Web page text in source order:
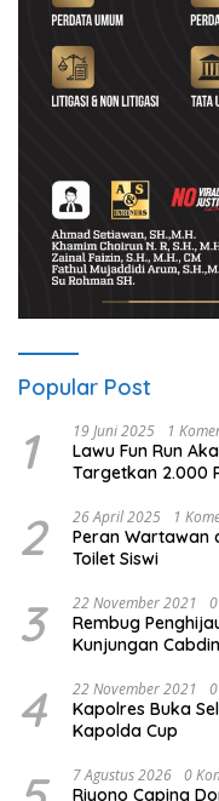
Popular Post
1 19 Juni 2025 1
Lawu Fun Run
Targetkan 2.000
2 26 April 2025 1
Peran Wartawan
Toilet Siswi
3 22 November 2021
Rembug
Kunjungan
4 22 November 2021
Kapolres Buka
Kapolda Cup
7 Agustus 2026 0
Riyono Caping